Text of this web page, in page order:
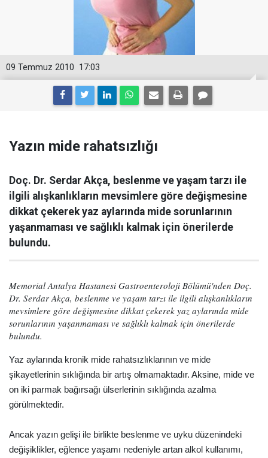
17:03
09 Temmuz 2010
Yazın mide rahatsızlığı
Doç. Dr. Serdar Akça, beslenme ve yaşam tarzı ile
ilgili alışkanlıkların mevsimlere göre değişmesine
dikkat çekerek yaz aylarında mide sorunlarının
yaşanmaması ve sağlıklı kalmak için önerilerde
bulundu.
Memorial Antalya Hastanesi Gastroenteroloji Bölümü'nden Doç.
Dr. Serdar Akça, beslenme ve yaşam tarzı ile ilgili alışkanlıkların
mevsimlere göre değişmesine dikkat çekerek yaz aylarında mide
sorunlarının yaşanmaması ve sağlıklı kalmak için önerilerde
bulundu.
Yaz aylarında kronik mide rahatsızlıklarının ve mide
şikayetlerinin sıklığında bir artış olmamaktadır. Aksine, mide ve
on iki parmak bağırsağı ülserlerinin sıklığında azalma
görülmektedir.
Ancak yazın gelişi ile birlikte beslenme ve uyku düzenindeki
değişiklikler, eğlence yaşamı nedeniyle artan alkol kullanımı,